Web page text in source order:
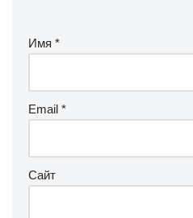
Имя *
Email *
Сайт